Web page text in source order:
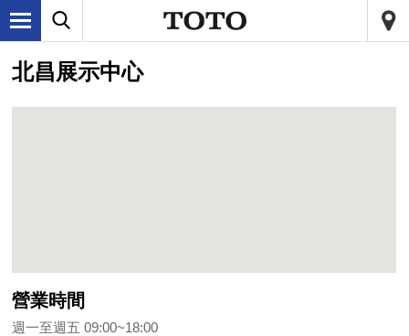
北昌展示中心
營業時間
週一至週五 09:00~18:00